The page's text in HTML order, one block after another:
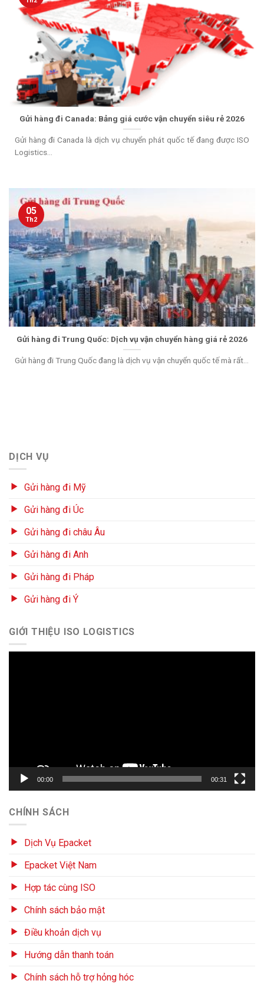
Gửi hàng đi Canada: Bảng giá cước vận chuyển siêu rẻ 2026
Gửi hàng đi Canada là dịch vụ chuyển phát quốc tế đang được ISO
Logistics...
Gửi hàng đi Trung Quốc: Dịch vụ vận chuyển hàng giá rẻ 2026
Gửi hàng đi Trung Quốc đang là dịch vụ vận chuyển quốc tế mà rất...
05
Th2
DỊCH VỤ
Gửi hàng đi Mỹ
Gửi hàng đi Úc
Gửi hàng đi châu Âu
Gửi hàng đi Anh
Gửi hàng đi Pháp
Gửi hàng đi Ý
GIỚI THIỆU ISO LOGISTICS
00:00 00:31
CHÍNH SÁCH
Dịch Vụ Epacket
Epacket Việt Nam
Hợp tác cùng ISO
Chính sách bảo mật
Điều khoản dịch vụ
Hướng dẫn thanh toán
Chính sách hỗ trợ hỏng hóc